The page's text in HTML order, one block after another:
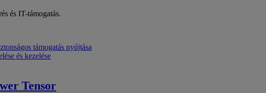
és IT-támogatás.
támogatás nyújtása
és kezelése
Tensor